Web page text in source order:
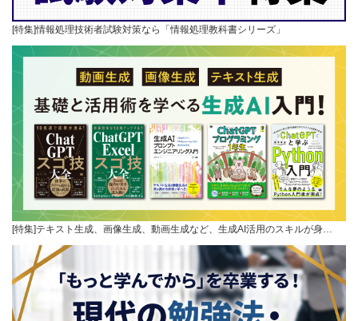
[特集]情報処理技術者試験対策なら「情報処理教科書シリーズ」
[特集]テキスト生成、画像生成、動画生成など、生成AI活用のスキルが身…